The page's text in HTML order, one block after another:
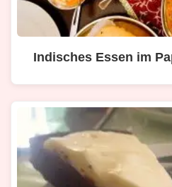
Indisches Essen im